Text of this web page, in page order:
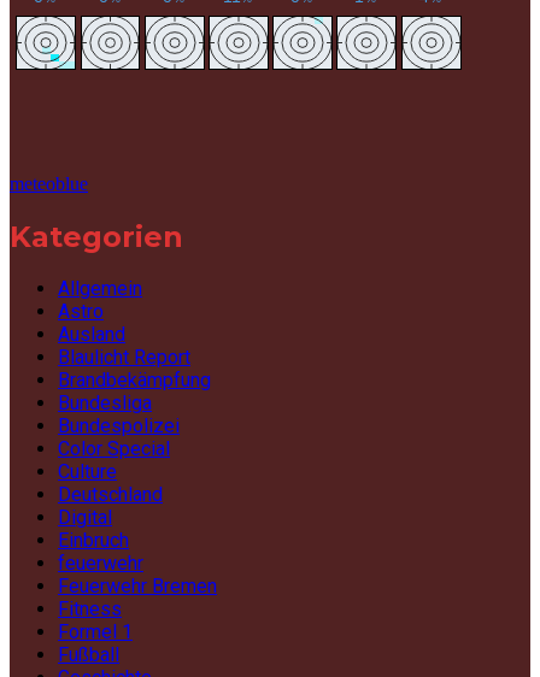
meteoblue
Kategorien
Allgemein
Astro
Ausland
Blaulicht Report
Brandbekämpfung
Bundesliga
Bundespolizei
Color Special
Culture
Deutschland
Digital
Einbruch
feuerwehr
Feuerwehr Bremen
Fitness
Formel 1
Fußball